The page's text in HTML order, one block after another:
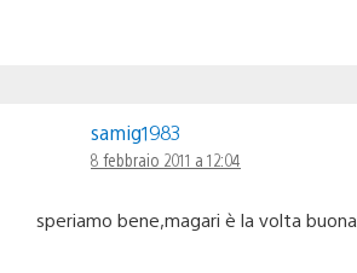
samig1983
8 febbraio 2011 a 12:04
speriamo bene,magari è la volta buona